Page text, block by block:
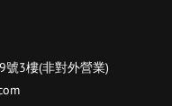
3樓(非對外營業)